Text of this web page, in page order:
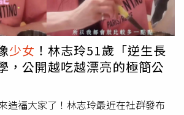
量失血，送醫後雖裝設葉克膜搶救，仍
國，也掀起外界對少年司法制度、校
犯罪處遇的廣泛討論。楊承勳原本是數
報考建國中學數理資優班，未料夢想卻
家屬始終希望，社會記得的不只是一
名真正存在過、努力生活過的孩子。由
與權益保障法》第69條規定，媒體不得
。聲演奇夫利的賈文安則笑說，最喜歡
，每次轉換情緒都是一大挑戰，也希望
樣，成為願意選擇溫柔的人。
少女 ！林志玲51歲「逆生長
，公開越吃越漂亮的極簡公
造福大家了！林志玲最近在社群發布